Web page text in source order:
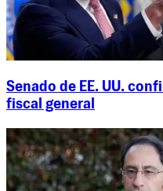
Senado de EE. UU.
fiscal general